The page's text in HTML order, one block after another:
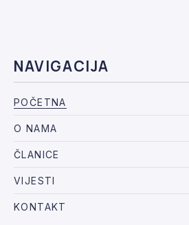
NAVIGACIJA
POČETNA
O NAMA
ČLANICE
VIJESTI
KONTAKT